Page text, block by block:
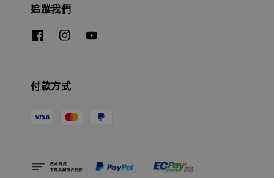
追蹤我們
付款方式